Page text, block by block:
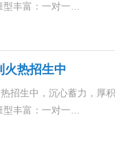
型丰富：一对一…
火热招生中
招生中，沉心蓄力，厚
型丰富：一对一…